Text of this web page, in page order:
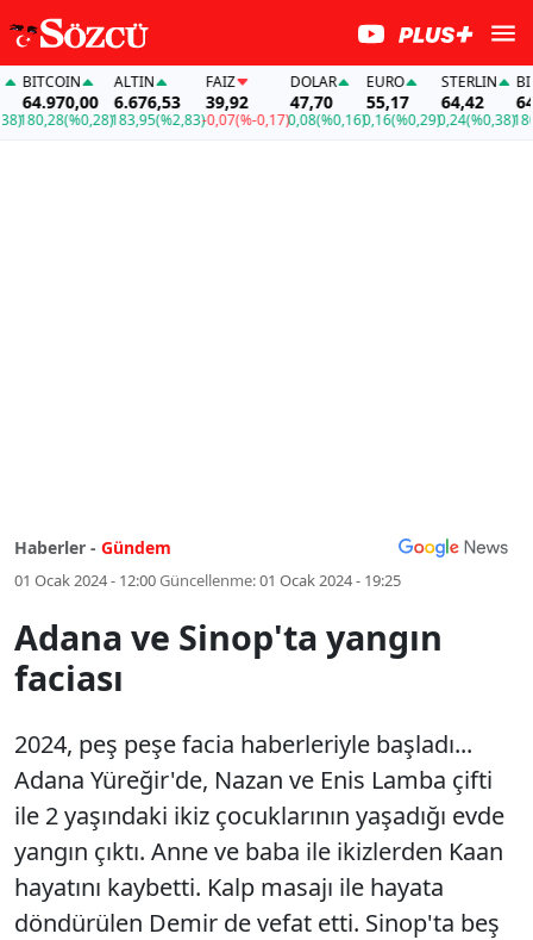
(%0,28)
ALTIN
6.676,53
183,95(%2,83)
39,92
-0,07(%-0,17)
DOLAR
47,70
0,08(%0,16)
EURO
55,17
0,16(%0,29)
STERLIN
64,42
0,24(%0,38)180,28
Haberler - Gündem
01 Ocak 2024 - 12:00Güncellenme:01 Ocak 2024 - 19:25
Adana ve Sinop'ta yangın
faciası
2024, peş peşe facia haberleriyle başladı...
Adana Yüreğir'de, Nazan ve Enis Lamba çifti
ile 2 yaşındaki ikiz çocuklarının yaşadığı evde
yangın çıktı. Anne ve baba ile ikizlerden Kaan
hayatını kaybetti. Kalp masajı ile hayata
döndürülen Demir de vefat etti. Sinop'ta beş